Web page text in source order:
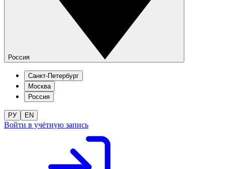
Россия
Санкт-Петербург
Москва
Россия
РУ EN
Войти в учётную запись